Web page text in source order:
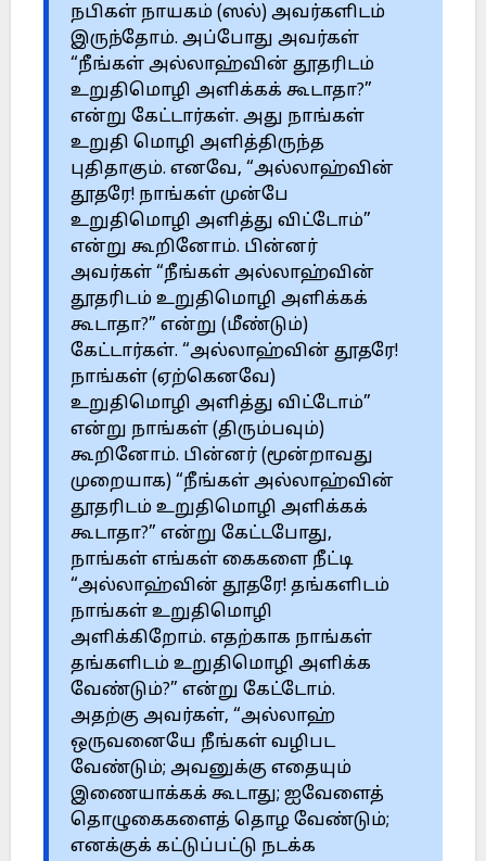
நபிகள் நாயகம் (ஸல்) அவர்களிடம்
இருந்தோம். அப்போது அவர்கள்
“நீங்கள் அல்லாஹ்வின் தூதரிடம்
உறுதிமொழி அளிக்கக் கூடாதா?”
என்று கேட்டார்கள். அது நாங்கள்
உறுதி மொழி அளித்திருந்த
புதிதாகும். எனவே, “அல்லாஹ்வின்
தூதரே! நாங்கள் முன்பே
உறுதிமொழி அளித்து விட்டோம்”
என்று கூறினோம். பின்னர்
அவர்கள் “நீங்கள் அல்லாஹ்வின்
தூதரிடம் உறுதிமொழி அளிக்கக்
கூடாதா?” என்று (மீண்டும்)
கேட்டார்கள். “அல்லாஹ்வின் தூதரே!
நாங்கள் (ஏற்கெனவே)
உறுதிமொழி அளித்து விட்டோம்”
என்று நாங்கள் (திரும்பவும்)
கூறினோம். பின்னர் (மூன்றாவது
முறையாக) “நீங்கள் அல்லாஹ்வின்
தூதரிடம் உறுதிமொழி அளிக்கக்
கூடாதா?” என்று கேட்டபோது,
நாங்கள் எங்கள் கைகளை நீட்டி
“அல்லாஹ்வின் தூதரே! தங்களிடம்
நாங்கள் உறுதிமொழி
அளிக்கிறோம். எதற்காக நாங்கள்
தங்களிடம் உறுதிமொழி அளிக்க
வேண்டும்?” என்று கேட்டோம்.
அதற்கு அவர்கள், “அல்லாஹ்
ஒருவனையே நீங்கள் வழிபட
வேண்டும்; அவனுக்கு எதையும்
இணையாக்கக் கூடாது; ஐவேளைத்
தொழுகைகளைத் தொழ வேண்டும்;
எனக்குக் கட்டுப்பட்டு நடக்க